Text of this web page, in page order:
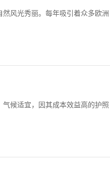
风光秀丽。每年吸引着众多欧洲
候适宜，因其成本效益高的护照